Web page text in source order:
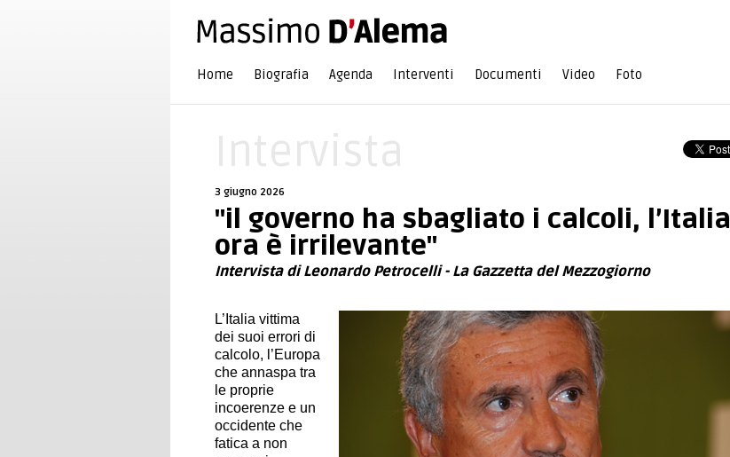
Home Biografia Agenda Interventi Documenti Video Foto
3 giugno 2026
"il governo ha sbagliato i calcoli, l’Italia
ora è irrilevante"
Intervista di Leonardo Petrocelli - La Gazzetta del Mezzogiorno
L’Italia vittima
dei suoi errori di
calcolo, l’Europa
che annaspa tra
le proprie
incoerenze e un
occidente che
fatica a non